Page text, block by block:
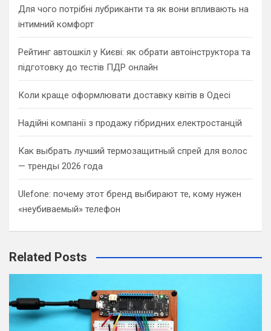
Для чого потрібні лубриканти та як вони впливають на
інтимний комфорт
Рейтинг автошкіл у Києві: як обрати автоінструктора та
підготовку до тестів ПДР онлайн
Коли краще оформлювати доставку квітів в Одесі
Надійні компанії з продажу гібридних електростанцій
Как выбрать лучший термозащитный спрей для волос
— тренды 2026 года
Ulefone: почему этот бренд выбирают те, кому нужен
«неубиваемый» телефон
Related Posts